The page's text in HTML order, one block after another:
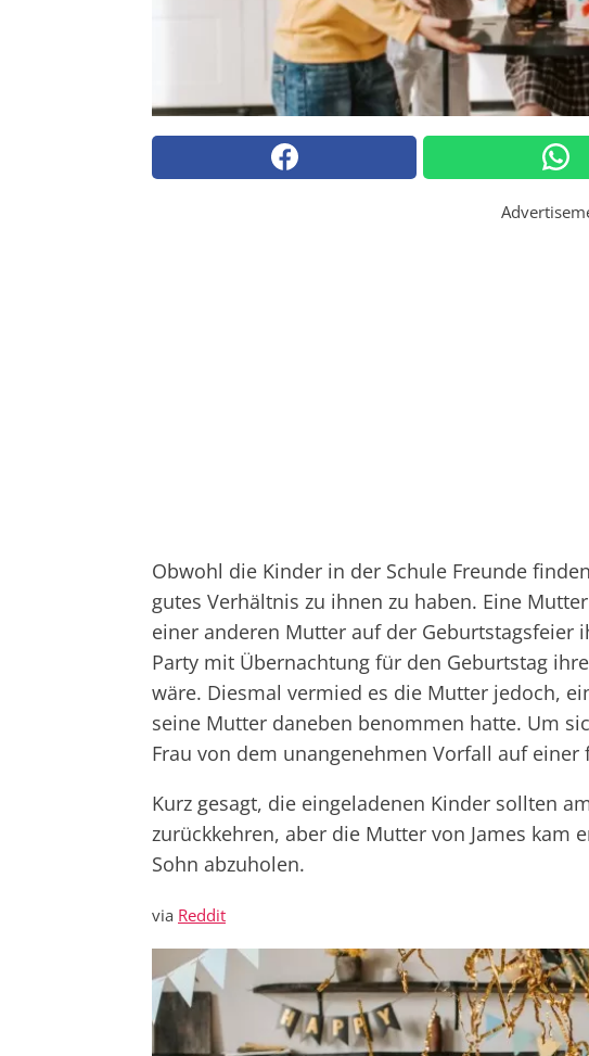
Obwohl die Kinder in der Schule Freunde
gutes Verhältnis zu ihnen zu haben. Eine
einer anderen Mutter auf der Geburtstagsfeier
Party mit Übernachtung für den Geburtstag
wäre. Diesmal vermied es die Mutter jedoch,
seine Mutter daneben benommen hatte. Um
Frau von dem unangenehmen Vorfall auf einer
Kurz gesagt, die eingeladenen Kinder sollten
zurückkehren, aber die Mutter von James kam
Sohn abzuholen.
via Reddit